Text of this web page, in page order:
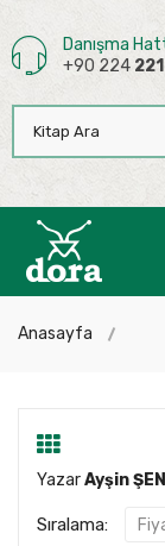
Danışma
+90 224
Anasayfa
YazarAyşin ŞEN
Sıralama: